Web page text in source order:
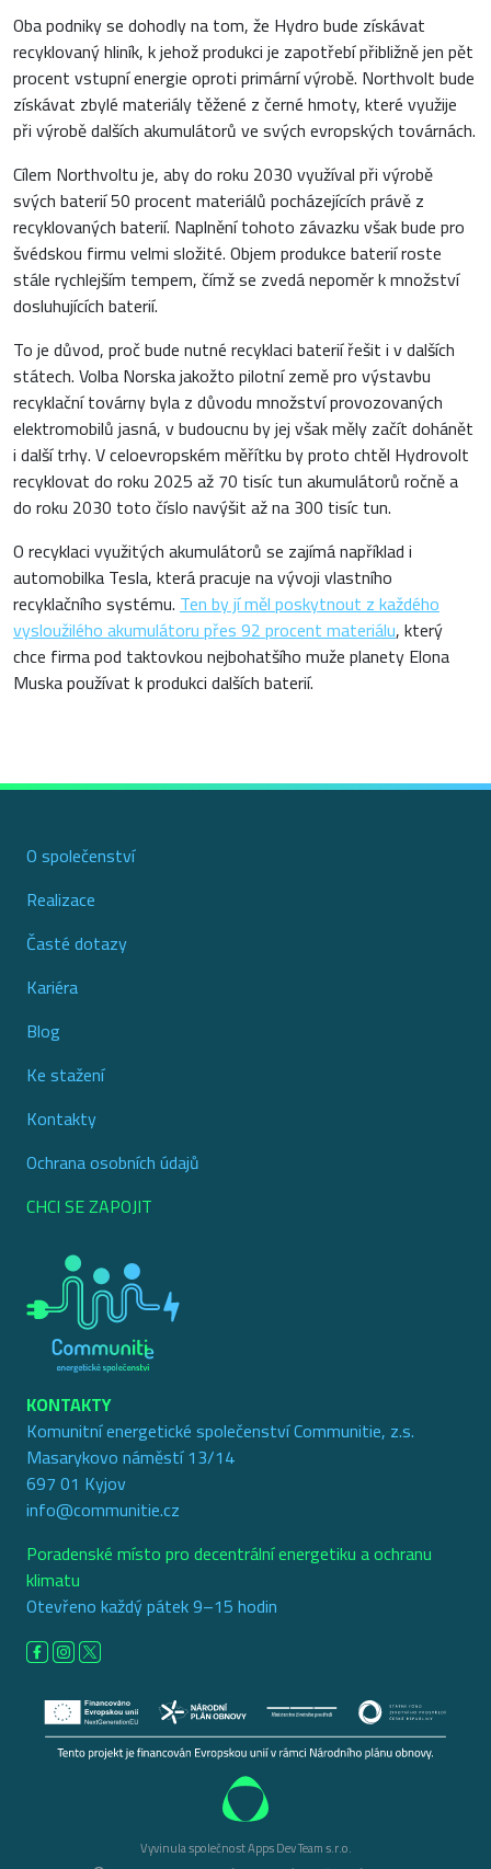
Oba podniky se dohodly na tom, že Hydro bude získávat
recyklovaný hliník, k jehož produkci je zapotřebí přibližně jen pět
procent vstupní energie oproti primární výrobě. Northvolt bude
získávat zbylé materiály těžené z černé hmoty, které využije
při výrobě dalších akumulátorů ve svých evropských továrnách.
Cílem Northvoltu je, aby do roku 2030 využíval při výrobě
svých baterií 50 procent materiálů pocházejících právě z
recyklovaných baterií. Naplnění tohoto závazku však bude pro
švédskou firmu velmi složité. Objem produkce baterií roste
stále rychlejším tempem, čímž se zvedá nepoměr k množství
dosluhujících baterií.
To je důvod, proč bude nutné recyklaci baterií řešit i v dalších
státech. Volba Norska jakožto pilotní země pro výstavbu
recyklační továrny byla z důvodu množství provozovaných
elektromobilů jasná, v budoucnu by jej však měly začít dohánět
i další trhy. V celoevropském měřítku by proto chtěl Hydrovolt
recyklovat do roku 2025 až 70 tisíc tun akumulátorů ročně a
do roku 2030 toto číslo navýšit až na 300 tisíc tun.
O recyklaci využitých akumulátorů se zajímá například i
automobilka Tesla, která pracuje na vývoji vlastního
recyklačního systému.Ten by jí měl poskytnout z každého
vysloužilého akumulátoru přes 92 procent materiálu, který
chce firma pod taktovkou nejbohatšího muže planety Elona
Muska používat k produkci dalších baterií.
O společenství
Realizace
Časté dotazy
Kariéra
Blog
Ke stažení
Kontakty
Ochrana osobních údajů
CHCI SE ZAPOJIT
KONTAKTY
Komunitní energetické společenství Communitie, z.s.
Masarykovo náměstí 13/14
697 01 Kyjov
info@communitie.cz
Poradenské místo pro decentrální energetiku a ochranu
klimatu
Otevřeno každý pátek 9–15 hodin
Vyvinula společnost Apps Dev Team s.r.o.